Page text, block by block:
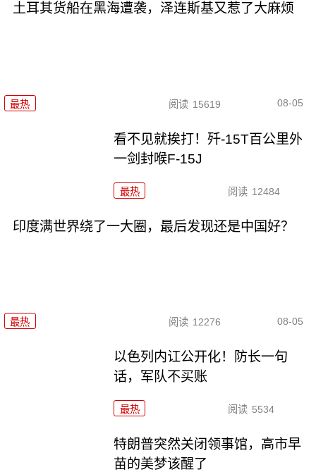
土耳其货船在黑海遭袭，泽连斯基又惹了大麻烦
最热 阅读 15619 08-05
看不见就挨打！歼-15T百公里外
一剑封喉F-15J
最热 阅读 12484
印度满世界绕了一大圈，最后发现还是中国好？
最热 阅读 12276 08-05
以色列内讧公开化！防长一句
话，军队不买账
最热 阅读 5534
特朗普突然关闭领事馆，高市早
苗的美梦该醒了